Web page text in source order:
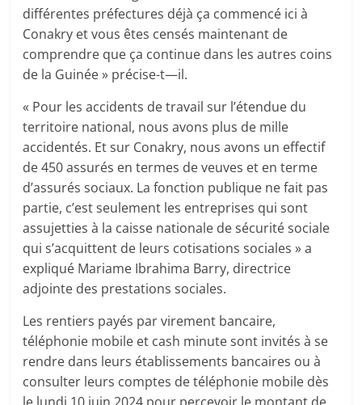
différentes préfectures déjà ça commencé ici à
Conakry et vous êtes censés maintenant de
comprendre que ça continue dans les autres coins
de la Guinée » précise-t—il.
« Pour les accidents de travail sur l’étendue du
territoire national, nous avons plus de mille
accidentés. Et sur Conakry, nous avons un effectif
de 450 assurés en termes de veuves et en terme
d’assurés sociaux. La fonction publique ne fait pas
partie, c’est seulement les entreprises qui sont
assujetties à la caisse nationale de sécurité sociale
qui s’acquittent de leurs cotisations sociales » a
expliqué Mariame Ibrahima Barry, directrice
adjointe des prestations sociales.
Les rentiers payés par virement bancaire,
téléphonie mobile et cash minute sont invités à se
rendre dans leurs établissements bancaires ou à
consulter leurs comptes de téléphonie mobile dès
le lundi 10 juin 2024 pour percevoir le montant de